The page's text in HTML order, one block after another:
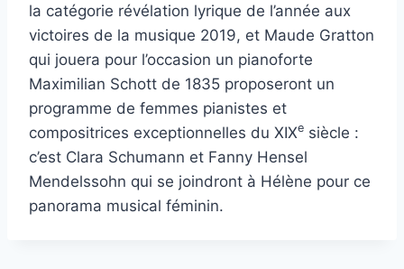
la catégorie révélation lyrique de l’année aux
victoires de la musique 2019, et Maude Gratton
qui jouera pour l’occasion un pianoforte
Maximilian Schott de 1835 proposeront un
programme de femmes pianistes et
compositrices exceptionnelles du XIXe siècle :
c’est Clara Schumann et Fanny Hensel
Mendelssohn qui se joindront à Hélène pour ce
panorama musical féminin.